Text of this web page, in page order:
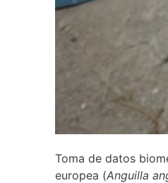
Toma de datos
europea (Anguilla